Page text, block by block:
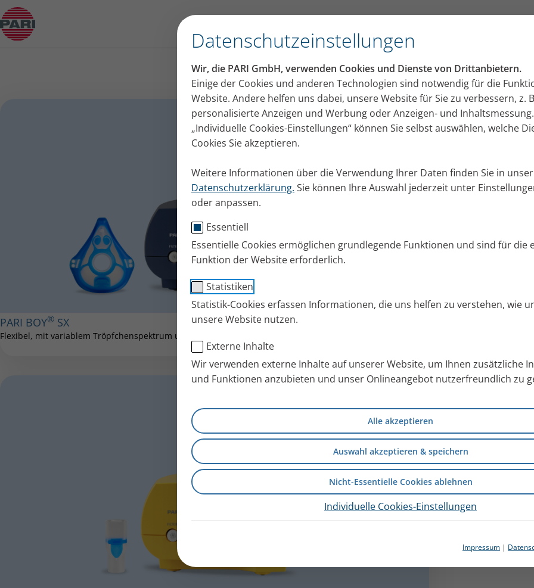
Datenschutzeinstellungen
Wir, die PARI GmbH, verwenden Cookies und Dienste von Drittanbietern.
Einige der Cookies und anderen Technologien sind notwendig für die
Website. Andere helfen uns dabei, unsere Website für Sie zu verbessern, z.
personalisierte Anzeigen und Werbung oder Anzeigen- und
„Individuelle Cookies-Einstellungen“ können Sie selbst auswählen, welche
Cookies Sie akzeptieren.
Weitere Informationen über die Verwendung Ihrer Daten finden Sie in
Datenschutzerklärung. Sie können Ihre Auswahl jederzeit unter
oder anpassen.
Essentiell
Essentielle Cookies ermöglichen grundlegende Funktionen und sind für die
Funktion der Website erforderlich.
Statistiken
Statistik-Cookies erfassen Informationen, die uns helfen zu verstehen, wie
unsere Website nutzen.
Externe Inhalte
Wir verwenden externe Inhalte auf unserer Website, um Ihnen zusätzliche
und Funktionen anzubieten und unser Onlineangebot nutzerfreundlich zu
Alle akzeptieren
Auswahl akzeptieren & speichern
Nicht-Essentielle Cookies ablehnen
Individuelle Cookies-Einstellungen
Impressum |
Produktberater
Die PARI BOY® SX Familie
PARI BOY® SX
Flexibel, mit variablem Tröpfchenspektrum und optionaler Intervallverneblung.